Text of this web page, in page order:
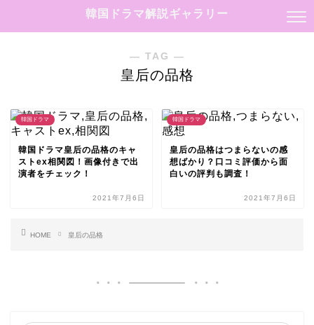
韓国ドラマ解説ギャラリー
― TAG ―
皇后の品格
韓国ドラマ
韓国ドラマ皇后の品格のキャ
ストex相関図！画像付きで出
演者をチェック！
2021年7月6日
韓国ドラマ
皇后の品格はつまらないの感
想ばかり？口コミ評価から面
白いの評判も調査！
2021年7月6日
HOME 皇后の品格